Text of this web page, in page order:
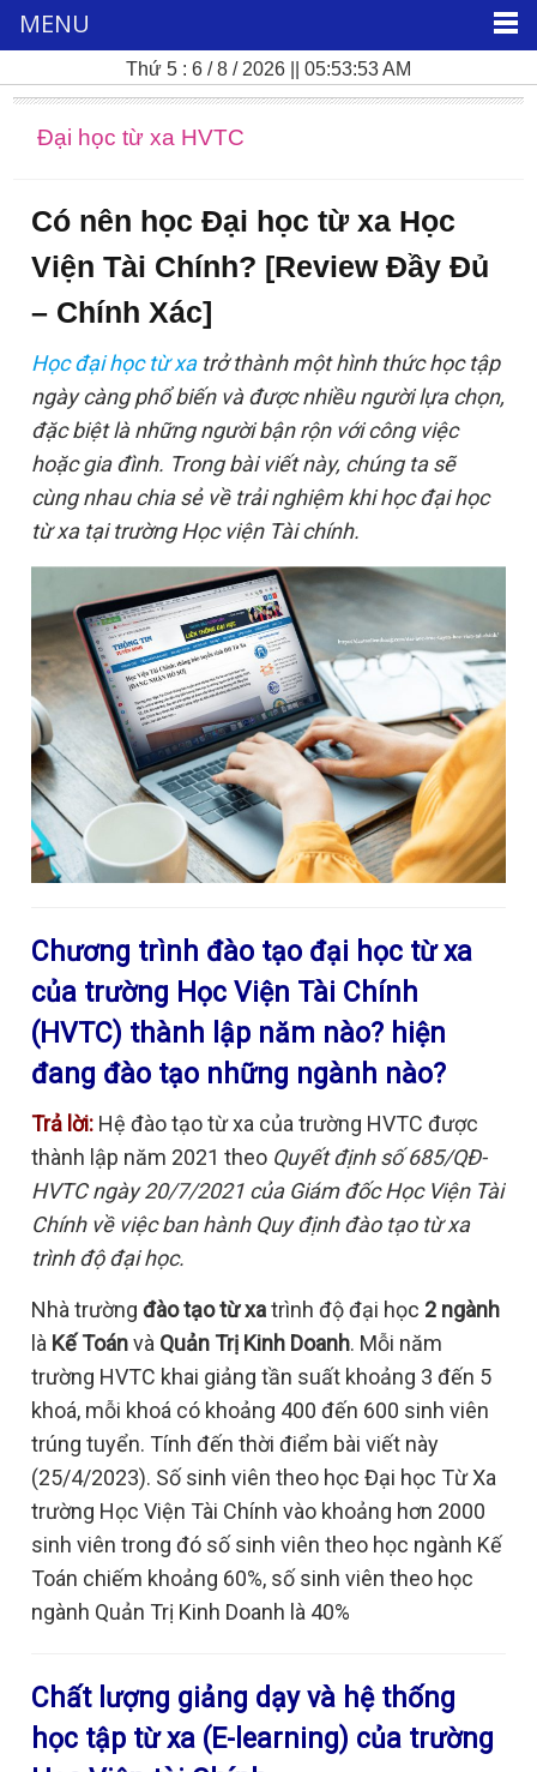
Thứ 5 : 6 / 8 / 2026 || 05:53:55 AM
Đại học từ xa HVTC
Có nên học Đại học từ xa Học
Viện Tài Chính? [Review Đầy Đủ
– Chính Xác]
Học đại học từ xatrở thành một hình thức học tập
ngày càng phổ biến và được nhiều người lựa chọn,
đặc biệt là những người bận rộn với công việc
hoặc gia đình. Trong bài viết này, chúng ta sẽ
cùng nhau chia sẻ về trải nghiệm khi học đại học
từ xa tại trường Học viện Tài chính.
Chương trình đào tạo đại học từ xa
của trường Học Viện Tài Chính
(HVTC) thành lập năm nào? hiện
đang đào tạo những ngành nào?
Trả lời: Hệ đào tạo từ xa của trường HVTC được
thành lập năm 2021 theo Quyết định số 685/QĐ-
HVTC ngày 20/7/2021 của Giám đốc Học Viện Tài
Chính về việc ban hành Quy định đào tạo từ xa
trình độ đại học.
Nhà trườngđào tạo từ xatrình độ đại học 2 ngành
là Kế Toánvà Quản Trị Kinh Doanh. Mỗi năm
trường HVTC khai giảng tần suất khoảng 3 đến 5
khoá, mỗi khoá có khoảng 400 đến 600 sinh viên
trúng tuyển. Tính đến thời điểm bài viết này
(25/4/2023). Số sinh viên theo học Đại học Từ Xa
trường Học Viện Tài Chính vào khoảng hơn 2000
sinh viên trong đó số sinh viên theo học ngành Kế
Toán chiếm khoảng 60%, số sinh viên theo học
ngành Quản Trị Kinh Doanh là 40%
Chất lượng giảng dạy và hệ thống
học tập từ xa (E-learning) của trường
MENU